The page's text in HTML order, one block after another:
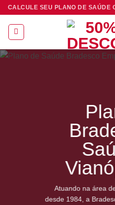
Skip
content
CALCULE SEU PLANO DE SAÚDE
Atuando na área
desde 1984, a